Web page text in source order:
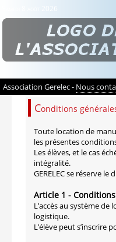
Association Gerelec - Nous
Conditions
Toute location de
les présentes
Les élèves, et le cas
intégralité.
GERELEC se réserve
Article 1 - Conditions
L’accès au système de
logistique.
L’élève peut s’inscrire